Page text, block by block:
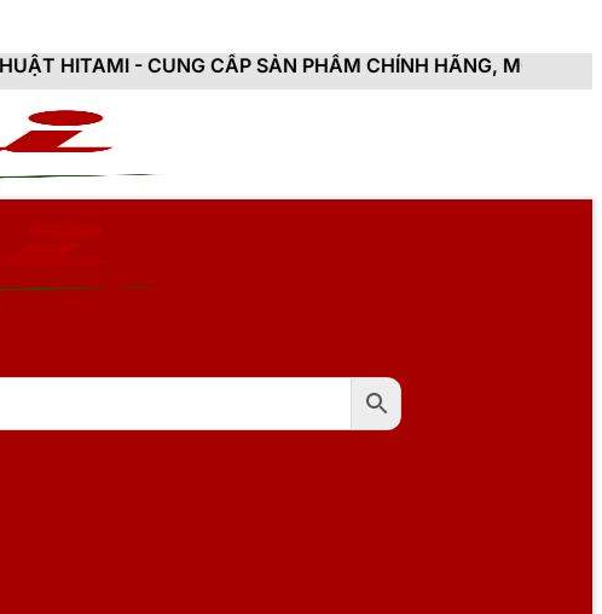
CẤP SẢN PHẨM CHÍNH HÃNG, MỚI 100%, ĐẦY ĐỦ